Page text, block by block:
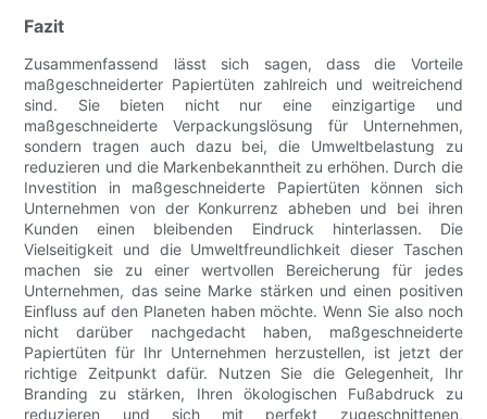
Fazit
Zusammenfassend lässt sich sagen, dass die Vorteile
maßgeschneiderter Papiertüten zahlreich und weitreichend
sind. Sie bieten nicht nur eine einzigartige und
maßgeschneiderte Verpackungslösung für Unternehmen,
sondern tragen auch dazu bei, die Umweltbelastung zu
reduzieren und die Markenbekanntheit zu erhöhen. Durch die
Investition in maßgeschneiderte Papiertüten können sich
Unternehmen von der Konkurrenz abheben und bei ihren
Kunden einen bleibenden Eindruck hinterlassen. Die
Vielseitigkeit und die Umweltfreundlichkeit dieser Taschen
machen sie zu einer wertvollen Bereicherung für jedes
Unternehmen, das seine Marke stärken und einen positiven
Einfluss auf den Planeten haben möchte. Wenn Sie also noch
nicht darüber nachgedacht haben, maßgeschneiderte
Papiertüten für Ihr Unternehmen herzustellen, ist jetzt der
richtige Zeitpunkt dafür. Nutzen Sie die Gelegenheit, Ihr
Branding zu stärken, Ihren ökologischen Fußabdruck zu
reduzieren und sich mit perfekt zugeschnittenen,